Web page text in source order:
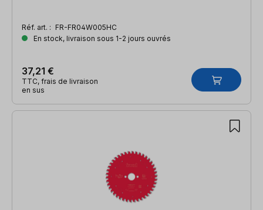
Réf. art. : FR-FR04W005HC
En stock, livraison sous 1-2 jours ouvrés
37,21 €
TTC, frais de livraison
en sus